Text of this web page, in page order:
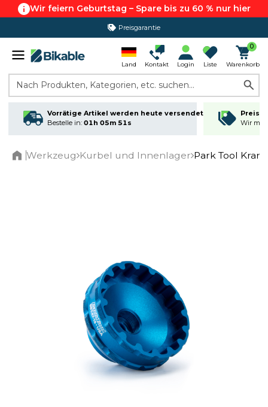
Wir feiern Geburtstag – Spare bis zu 60 % nur hier
365 Tage Rückgabe*
Land Kontakt Login Liste
0
Warenkorb
Nach Produkten, Kategorien, etc. suchen...
Vorrätige Artikel werden heute versendet
Bestelle in: 01h 05m 51s
Wir
Werkzeug Kurbel und Innenlager Park Tool